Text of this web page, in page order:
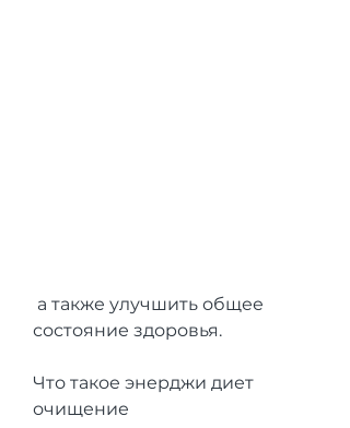
состояние здоровья.
Что такое энерджи диет
очищение